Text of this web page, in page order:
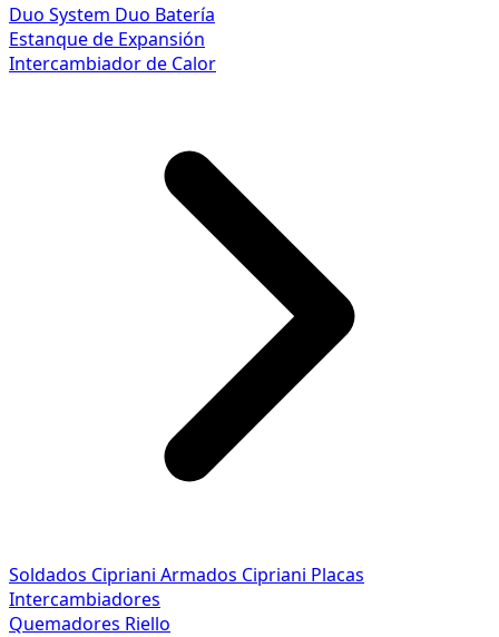
Duo System Duo Batería
Estanque de Expansión
Intercambiador de Calor
Soldados Cipriani Armados Cipriani Placas
Intercambiadores
Quemadores Riello